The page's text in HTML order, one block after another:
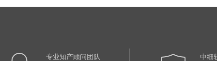
专业知产顾问团队
中细